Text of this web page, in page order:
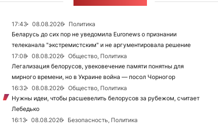
17:43 08.08.2026
Политика
Беларусь до сих пор не уведомила Euronews о признании
телеканала "экстремистским" и не аргументировала решение
17:08
08.08.2026
Общество, Политика
Легализация белорусов, увековечение памяти понятны для
мирного времени, но в Украине война — посол Чорногор
16:32
08.08.2026
Общество, Политика
Нужны идеи, чтобы расшевелить белорусов за рубежом, считает
Лебедько
16:13
08.08.2026
Безопасность, Политика